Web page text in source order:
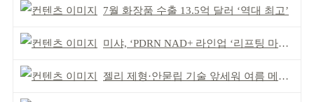
7월 화장품 수출 13.5억 달러 ‘역대 최고’
미샤, ‘PDRN NAD+ 라인업 ‘리프팅 마스크’ 출시
젤리 제형·안묻립 기술 앞세워 여름 메이크업 시장 공략